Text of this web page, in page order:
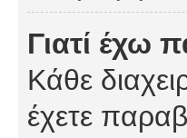
Γιατί έχω
Κάθε
έχετε